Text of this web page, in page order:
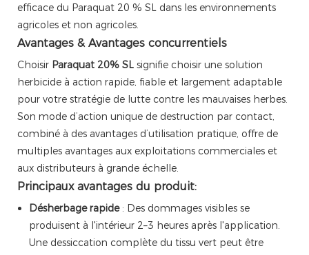
efficace du Paraquat 20 % SL dans les environnements
agricoles et non agricoles.
Avantages & Avantages concurrentiels
Choisir Paraquat 20% SL signifie choisir une solution
herbicide à action rapide, fiable et largement adaptable
pour votre stratégie de lutte contre les mauvaises herbes.
Son mode d’action unique de destruction par contact,
combiné à des avantages d’utilisation pratique, offre de
multiples avantages aux exploitations commerciales et
aux distributeurs à grande échelle.
Principaux avantages du produit:
Désherbage rapide : Des dommages visibles se
produisent à l'intérieur 2–3 heures après l'application.
Une dessiccation complète du tissu vert peut être